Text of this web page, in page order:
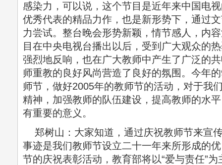
感染力，可以说，这个节目是近年来中国电
优秀代表的精品力作，也是新形势下，通过
力尝试。整台晚会形势新颖，情节感人，内
目在中央电视台播出以后，受到广大观众的
强烈地反响，也在广大教师中产生了广泛的
师重教的良好风尚营造了良好的氛围。今年
师节，做好2005年的教师节的活动，对于我
精神，加强教师的队伍建设，提高教师的水
有重要的意义。
郑树山：大家知道，通过庆祝教师节来宣
事迹是我们教师节设立二十一年来所形成的
节的庆祝表彰活动，教育部将以“爱与责任”